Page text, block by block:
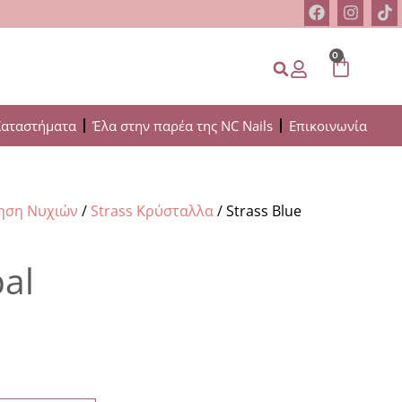
0
Έλα στην παρέα της NC Nails Επικοινωνία
Νυχιών / Strass Κρύσταλλα/ Strass Blue